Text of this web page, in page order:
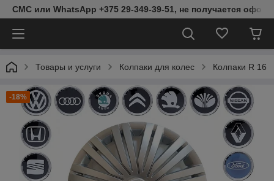
СМС или WhatsApp +375 29-349-39-51, не получается
Товары и услуги Колпаки для колес Колпаки R 16
-18%